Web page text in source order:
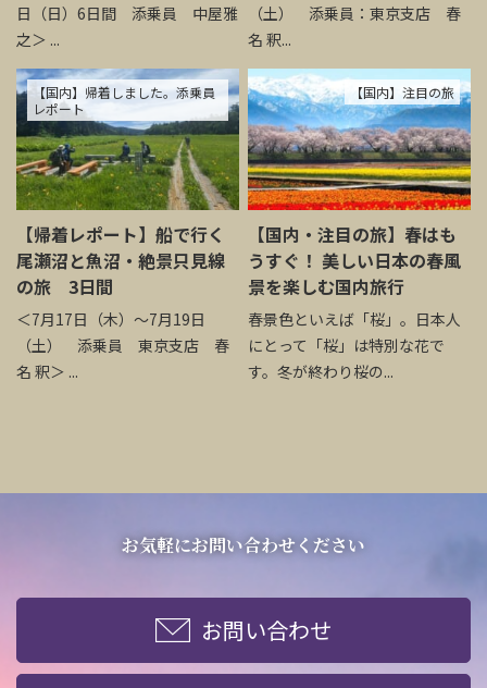
日（日）6日間 添乗員 中屋雅
之＞ ...
（土） 添乗員：東京支店 春
名 釈...
【国内】帰着しました。添乗員
レポート
【帰着レポート】船で行く
尾瀬沼と魚沼・絶景只見線
の旅 3日間
＜7月17日（木）～7月19日
（土） 添乗員 東京支店 春
名 釈＞ ...
【国内】注目の旅
【国内・注目の旅】春はも
うすぐ！ 美しい日本の春風
景を楽しむ国内旅行
春景色といえば「桜」。日本人
にとって「桜」は特別な花で
す。冬が終わり桜の...
お気軽にお問い合わせください
お問い合わせ